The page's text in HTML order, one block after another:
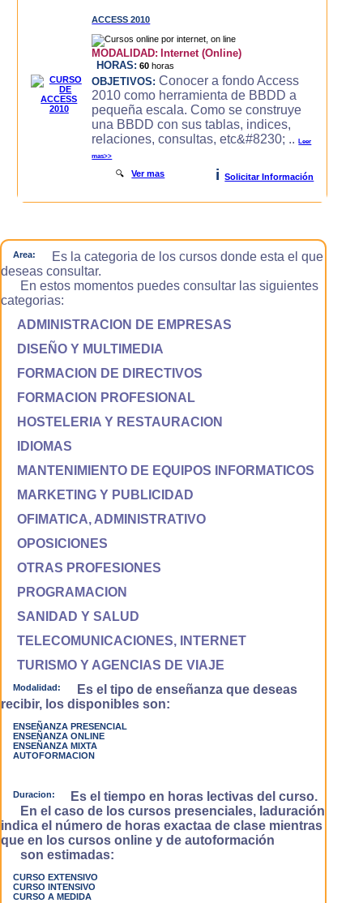
ACCESS 2010
MODALIDAD: Internet (Online)
HORAS: 60 horas
OBJETIVOS: Conocer a fondo Access
2010 como herramienta de BBDD a
pequeña escala. Como se construye
una BBDD con sus tablas, indices,
relaciones, consultas, etc&#8230; ..Leer
mas>>
🔍Ver mas i Solicitar Información
Area:
Es la categoria de los cursos donde esta el que
deseas consultar.
En estos momentos puedes consultar las siguientes
categorias:
ADMINISTRACION DE EMPRESAS
DISEÑO Y MULTIMEDIA
FORMACION DE DIRECTIVOS
FORMACION PROFESIONAL
HOSTELERIA Y RESTAURACION
IDIOMAS
MANTENIMIENTO DE EQUIPOS INFORMATICOS
MARKETING Y PUBLICIDAD
OFIMATICA, ADMINISTRATIVO
OPOSICIONES
OTRAS PROFESIONES
PROGRAMACION
SANIDAD Y SALUD
TELECOMUNICACIONES, INTERNET
TURISMO Y AGENCIAS DE VIAJE
Modalidad:
Es el tipo de enseñanza que deseas
recibir, los disponibles son:
ENSEÑANZA PRESENCIAL
ENSEÑANZA ONLINE
ENSEÑANZA MIXTA
AUTOFORMACION
Duracion:
Es el tiempo en horas lectivas del curso.
En el caso de los cursos presenciales, laduración
indica el número de horas exactaa de clase mientras
que en los cursos online y de autoformación
son estimadas:
CURSO EXTENSIVO
CURSO INTENSIVO
CURSO A MEDIDA